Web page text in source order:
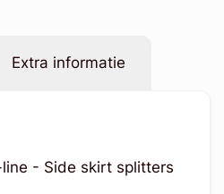
Extra informatie
- Side skirt splitters